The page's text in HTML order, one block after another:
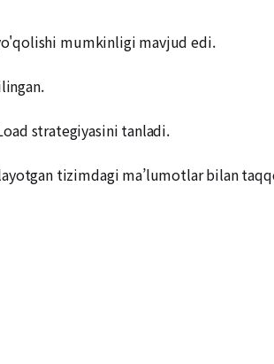
mumkinligi mavjud edi.
strategiyasini tanladi.
tizimdagi ma’lumotlar bilan